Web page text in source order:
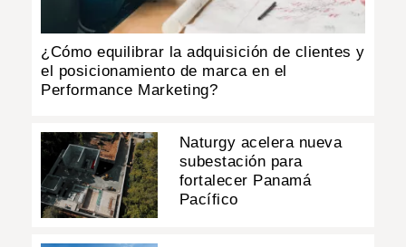
¿Cómo equilibrar la adquisición de clientes y
el posicionamiento de marca en el
Performance Marketing?
Naturgy acelera nueva
subestación para
fortalecer Panamá
Pacífico